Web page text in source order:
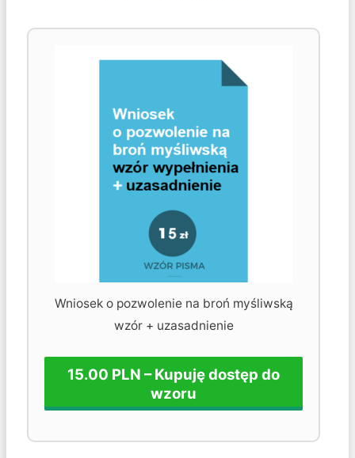
Wniosek o pozwolenie na broń myśliwską
wzór + uzasadnienie
15.00 PLN – Kupuję dostęp do
wzoru